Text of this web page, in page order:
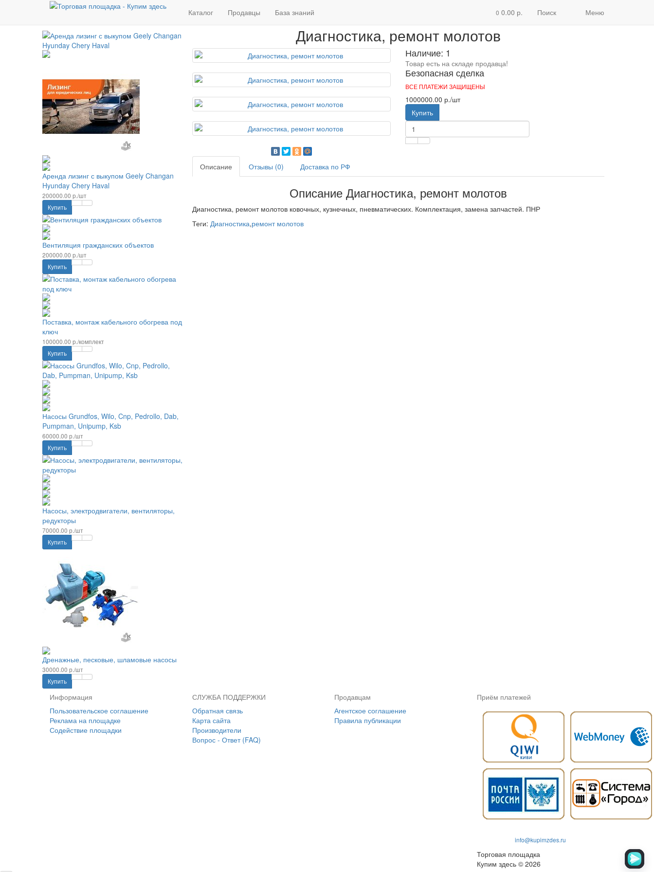
Каталог Продавцы База знаний 0 0.00 р. Поиск Меню
Аренда лизинг с выкупом Geely Changan
Hyunday Chery Haval
200000.00 р./шт
Купить
Вентиляция гражданских объектов
200000.00 р./шт
Купить
Поставка, монтаж кабельного обогрева под
ключ
100000.00 р./комплект
Купить
Насосы Grundfos, Wilo, Cnp, Pedrollo, Dab,
Pumpman, Unipump, Ksb
60000.00 р./шт
Купить
Насосы, электродвигатели, вентиляторы,
редукторы
70000.00 р./шт
Купить
Дренажные, песковые, шламовые насосы
30000.00 р./шт
Купить
Диагностика, ремонт молотов
Наличие: 1
Товар есть на складе продавца!
Безопасная сделка
ВСЕ ПЛАТЕЖИ ЗАЩИЩЕНЫ
1000000.00 р./шт
Купить
Описание Отзывы (0) Доставка по РФ
Описание Диагностика, ремонт молотов
Диагностика, ремонт молотов ковочных, кузнечных, пневматических. Комплектация, замена запчастей. ПНР
Теги: Диагностика,ремонт молотов
Информация
Пользовательское соглашение
Реклама на площадке
Содействие площадки
СЛУЖБА ПОДДЕРЖКИ
Обратная связь
Карта сайта
Производители
Вопрос - Ответ (FAQ)
Продавцам
Агентское соглашение
Правила публикации
Приём платежей
info@kupimzdes.ru
Торговая площадка
Купим здесь © 2026